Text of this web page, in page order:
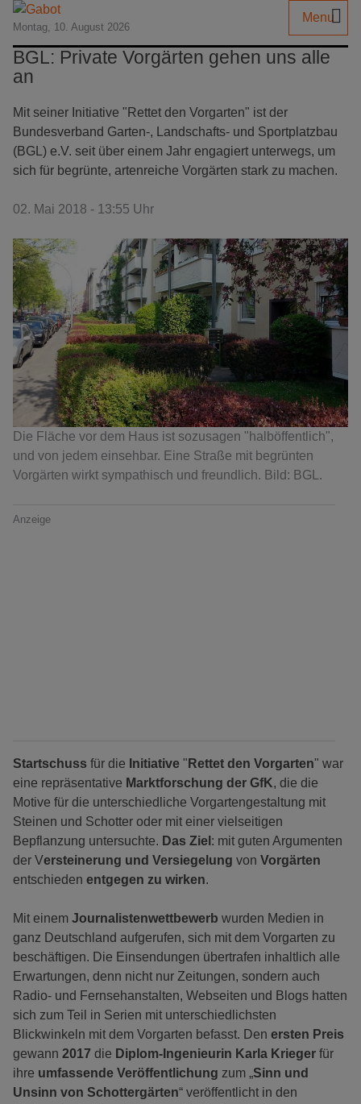
Montag, 10. August 2026
Menu
BGL: Private Vorgärten gehen uns alle
an
Mit seiner Initiative "Rettet den Vorgarten" ist der
Bundesverband Garten-, Landschafts- und Sportplatzbau
(BGL) e.V. seit über einem Jahr engagiert unterwegs, um
sich für begrünte, artenreiche Vorgärten stark zu machen.
02. Mai 2018 - 13:55 Uhr
Die Fläche vor dem Haus ist sozusagen "halböffentlich",
und von jedem einsehbar. Eine Straße mit begrünten
Vorgärten wirkt sympathisch und freundlich. Bild: BGL.
Anzeige
Startschuss für die Initiative " Rettet den Vorgarten" war
eine repräsentative Marktforschung der GfK, die die
Motive für die unterschiedliche Vorgartengestaltung mit
Steinen und Schotter oder mit einer vielseitigen
Bepflanzung untersuchte. Das Ziel : mit guten Argumenten
der Versteinerung und Versiegelung von Vorgärten
entschieden entgegen zu wirken.
Mit einem Journalistenwettbewerb wurden Medien in
ganz Deutschland aufgerufen, sich mit dem Vorgarten zu
beschäftigen. Die Einsendungen übertrafen inhaltlich alle
Erwartungen, denn nicht nur Zeitungen, sondern auch
Radio- und Fernsehanstalten, Webseiten und Blogs hatten
sich zum Teil in Serien mit unterschiedlichsten
Blickwinkeln mit dem Vorgarten befasst. Den ersten Preis
gewann 2017 die Diplom-Ingenieurin Karla Krieger für
ihre umfassende Veröffentlichung zum „Sinn und
Unsinn von Schottergärten“ veröffentlicht in den